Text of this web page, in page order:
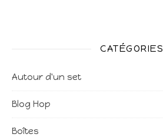
CATÉGORIES
Autour d'un set
Blog Hop
Boîtes